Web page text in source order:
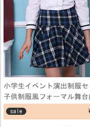
小学生イベント演出制服セ
子供制服風フォーマル舞
化祭仮装コスプレ衣装 学
sale